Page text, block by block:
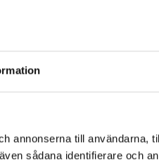
annonserna till användarna,
sådana identifierare och